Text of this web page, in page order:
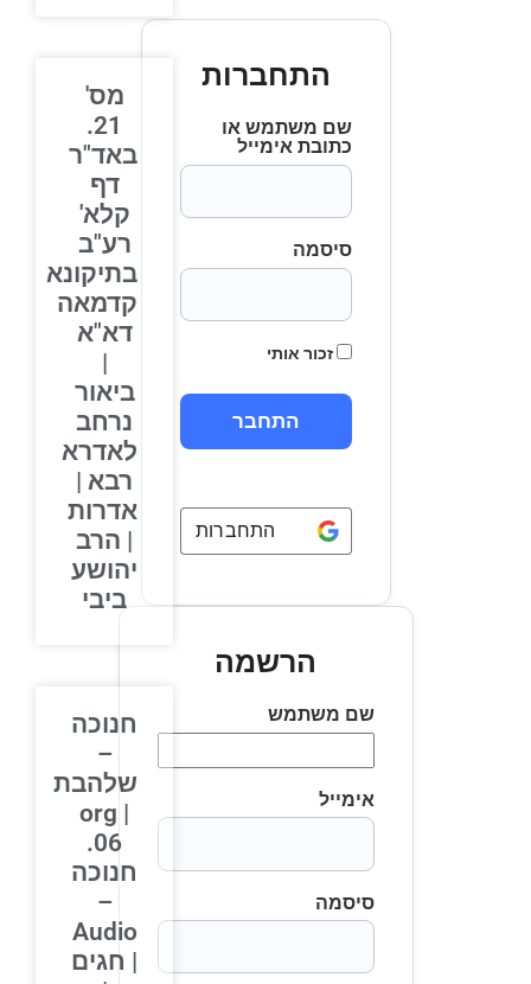
התחברות
שם משתמש או
כתובת אימייל
סיסמה
זכור אותי
התחברות באמצעות Google
הרשמה
שם משתמש
אימייל
סיסמה
מס'
21.
באד"ר
דף
קלא'
רע"ב
בתיקונא
קדמאה
דא"א
ביאור
נרחב
לאדרא
רבא |
אדרות
| הרב
יהושע
ביבי
חנוכה
שלהבת
org |
06.
חנוכה
Audio
| חגים